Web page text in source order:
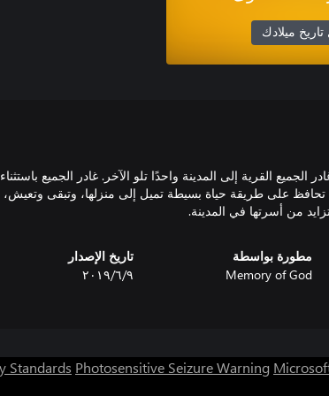
تاريخ ميلادك
الجميع القرية إلى المدينة واحدًا تلو الآخر. غادر الجميع باستثناء
تحافظ على طريقة حياة بسيطة تميل إلى منزلها، وتبقى وتعيش،
من أسرتها في المدينة.
مطورة بواسطة
Memory of God
تاريخ الإصدار
٩‏/٦‏/٢٠١٩
Standards Photosensitive Seizure Warning